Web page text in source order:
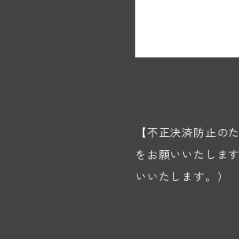
【不正決済防止
をお願いいたしま
いいたします。）